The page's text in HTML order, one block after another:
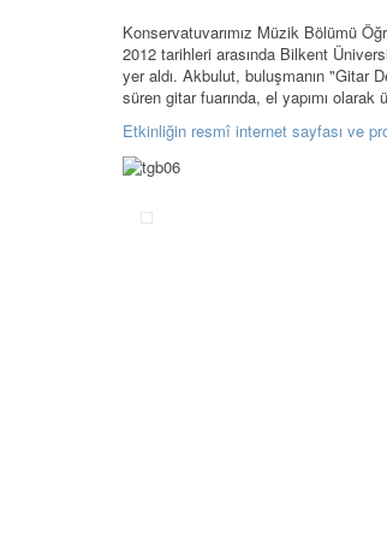
Konservatuvarımız Müzik Bölümü
2012 tarihleri arasında Bilkent
yer aldı. Akbulut, buluşmanın "Gitar
süren gitar fuarında, el yapımı olarak
Etkinliğin resmî internet sayfası ve